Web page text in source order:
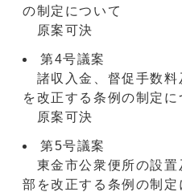
の制定について
原案可決
第4号議案
諸収入金、督促手数料
を改正する条例の制定に
原案可決
第5号議案
東金市公衆便所の設置
部を改正する条例の制定